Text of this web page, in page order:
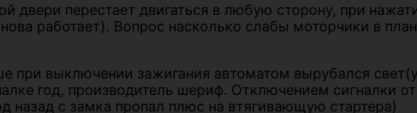
двери перестает двигаться в любую сторону, при
работает). Вопрос насколько слабы моторчики в
при выключении зажигания автоматом вырубался
год, производитель шериф. Отключением сигналки
назад с замка пропал плюс на втягивающую стартера)